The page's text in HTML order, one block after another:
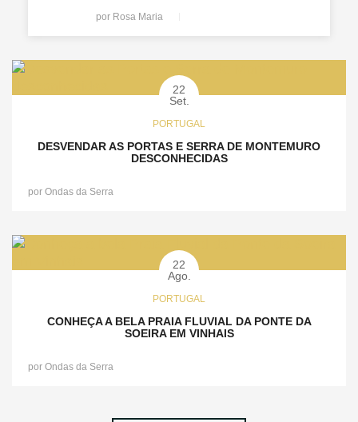
por Rosa Maria
22
Set.
PORTUGAL
DESVENDAR AS PORTAS E SERRA DE MONTEMURO
DESCONHECIDAS
por Ondas da Serra
22
Ago.
PORTUGAL
CONHEÇA A BELA PRAIA FLUVIAL DA PONTE DA
SOEIRA EM VINHAIS
por Ondas da Serra